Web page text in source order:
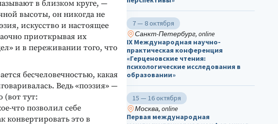
в близком круге, —
высоты, он никогда не
искусство и настоящее
приоткрывая их
и в переживании того, что
бесчеловечностью, какая
Ведь «поэзия» —
(вот тут:
что позволил себе
конвертировать это в
7 — 8 октября
Санкт-Петербург, online
IX Международная научно-
практическая конференция
«Герценовские чтения:
психологические исследования в
образовании»
15 — 16 октября
Москва, online
Первая международная